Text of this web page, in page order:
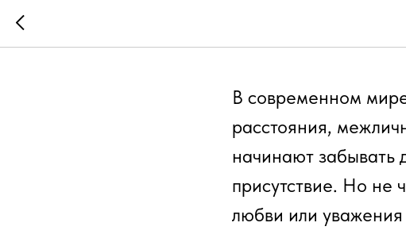
Доставка
В современном
расстояния,
начинают забывать
присутствие. Но не
любви или